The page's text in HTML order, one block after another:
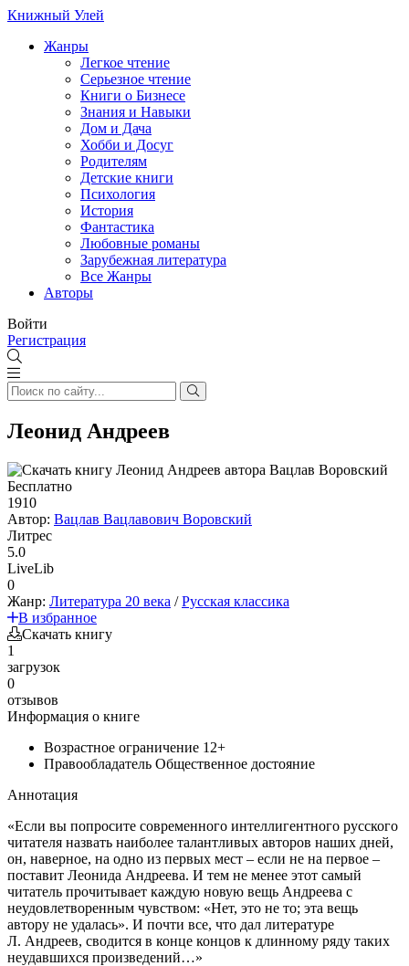
Книжный Улей
Жанры
Легкое чтение
Серьезное чтение
Книги о Бизнесе
Знания и Навыки
Дом и Дача
Хобби и Досуг
Родителям
Детские книги
Психология
История
Фантастика
Любовные романы
Зарубежная литература
Все Жанры
Авторы
Войти
Регистрация
Леонид Андреев
Бесплатно
1910
Автор: Вацлав Вацлавович Воровский
Литрес
5.0
LiveLib
0
Жанр: Литература 20 века /Русская классика
В избранное
Скачать книгу
1
загрузок
0
отзывов
Информация о книге
Возрастное ограничение 12+
Правообладатель Общественное достояние
Аннотация
«Если вы попросите современного интеллигентного русского
читателя назвать наиболее талантливых авторов наших дней,
он, наверное, на одно из первых мест – если не на первое –
поставит Леонида Андреева. И тем не менее этот самый
читатель прочитывает каждую новую вещь Андреева с
неудовлетворенным чувством: «Нет, это не то; эта вещь
автору не удалась». И почти все, что дал литературе
Л. Андреев, сводится в конце концов к длинному ряду таких
неудавшихся произведений…»